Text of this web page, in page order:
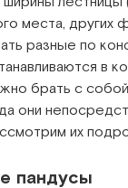
места, других
разные по
в
брать с собой
они
их
пандусы